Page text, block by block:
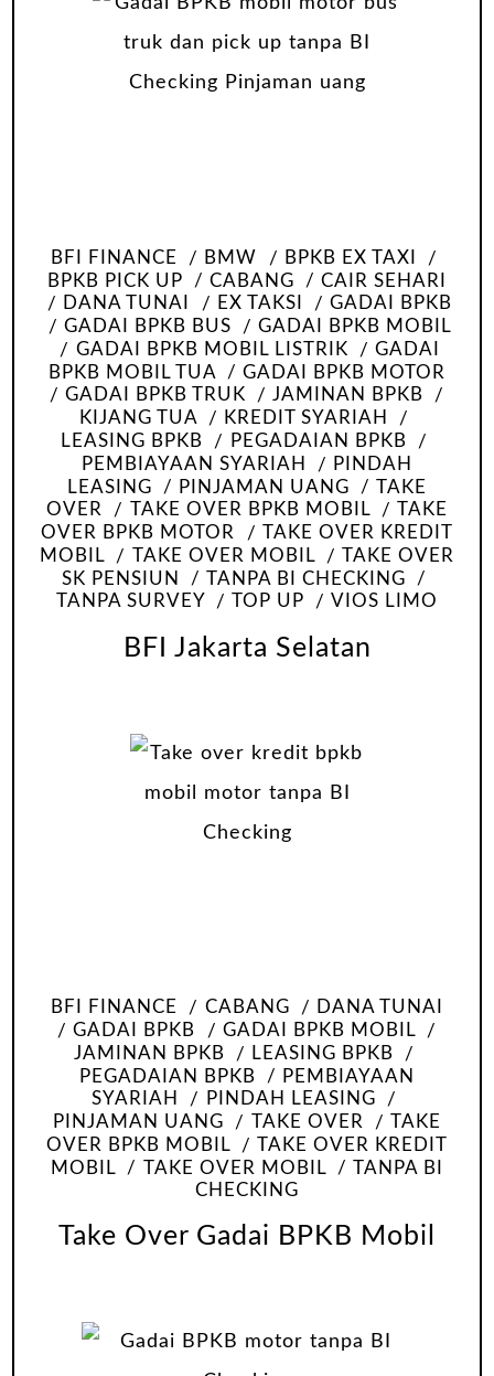
BFI FINANCE BMW
BPKB EX TAXI
BPKB PICK UP
CABANG
CAIR SEHARI
DANA TUNAI
EX TAKSI
GADAI BPKB
GADAI BPKB BUS
GADAI BPKB MOBIL
GADAI BPKB MOBIL LISTRIK
GADAI
BPKB MOBIL TUA
GADAI BPKB MOTOR
GADAI BPKB TRUK
JAMINAN BPKB
KIJANG TUA
KREDIT SYARIAH
LEASING BPKB
PEGADAIAN BPKB
PEMBIAYAAN SYARIAH
PINDAH
LEASING
PINJAMAN UANG
TAKE
OVER
TAKE OVER BPKB MOBIL
TAKE
OVER BPKB MOTOR
TAKE OVER KREDIT
MOBIL
TAKE OVER MOBIL
TAKE OVER
SK PENSIUN
TANPA BI CHECKING
TANPA SURVEY
TOP UP VIOS LIMO
BFI Jakarta Selatan
BFI FINANCE CABANG
DANA TUNAI
GADAI BPKB
GADAI BPKB MOBIL
JAMINAN BPKB
LEASING BPKB
PEGADAIAN BPKB
PEMBIAYAAN
SYARIAH
PINDAH LEASING
PINJAMAN UANG
TAKE OVER
TAKE
OVER BPKB MOBIL
TAKE OVER KREDIT
MOBIL
TAKE OVER MOBIL
TANPA BI
CHECKING
Take Over Gadai BPKB Mobil